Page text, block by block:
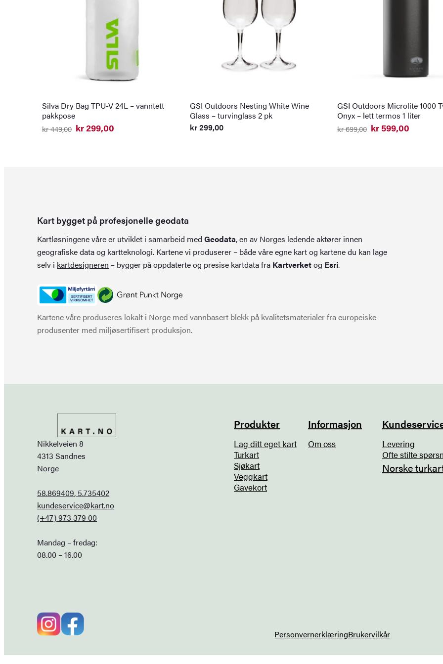
Silva Dry Bag TPU-V 24L – vanntett
pakkpose
kr449,00
Opprinnelig
kr299,00
Nåværende
GSI Outdoors Nesting White Wine
Glass – turvinglass 2 pk
kr299,00
GSI Outdoors Microlite 1000
Onyx – lett termos 1 liter
kr699,00
Opprinnelig
kr 599,00
Nåværende
Kart bygget på profesjonelle geodata
Kartløsningene våre er utviklet i samarbeid medGeodata, en av Norges ledende aktører innen
geografiske data og kartteknologi. Kartene vi produserer – både våre egne kart og kartene du kan lage
selv i kartdesigneren – bygger på oppdaterte og presise kartdata fra Kartverketog Esri.
Kartene våre produseres lokalt i Norge med vannbasert blekk på kvalitetsmaterialer fra europeiske
produsenter med miljøsertifisert produksjon.
Nikkelveien 8
4313 Sandnes
Norge
58.869409, 5.735402
kundeservice@kart.no
(+47) 973 379 00
Mandag – fredag:
08.00 – 16.00
Produkter
Lag ditt eget kart
Turkart
Sjøkart
Veggkart
Gavekort
Informasjon
Om oss
Levering
Ofte stilte
Norske
PersonvernerklæringBrukervilkår